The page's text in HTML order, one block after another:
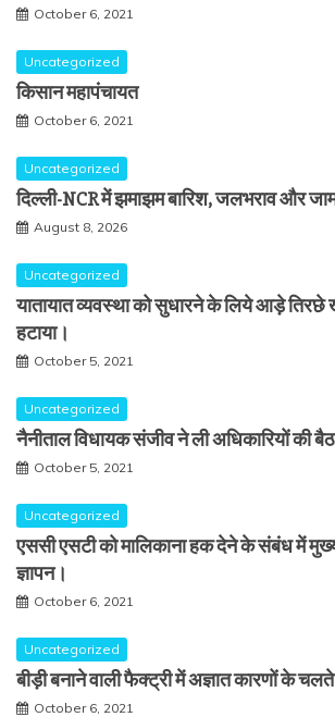
October 6, 2021
Uncategorized
किसान महापंचायत
October 6, 2021
Uncategorized
दिल्ली-NCR में झमाझम बारिश, जलभराव और
August 8, 2026
Uncategorized
यातायात व्यवस्था को सुधारने के लिये आड़े तिरछे
हटाया।
October 5, 2021
Uncategorized
नैनीताल विधायक संजीव ने ली अधिकारियों की
October 5, 2021
Uncategorized
एससी एसटी को मालिकाना हक देने के संबंध में
ज्ञापन।
October 6, 2021
Uncategorized
बीड़ी बनाने वाली फैक्ट्री में अज्ञात कारणों के
October 6, 2021